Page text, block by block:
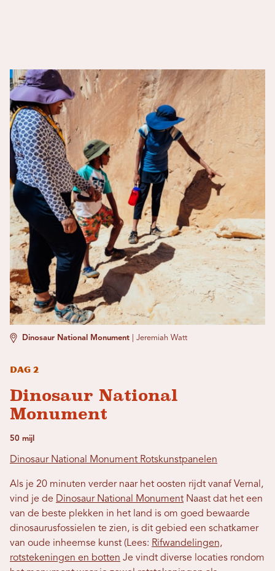
Dinosaur National Monument Jeremiah Watt
Dag 2
Dinosaur National
Monument
50 mijl
Dinosaur National Monument Rotskunstpanelen
Als je 20 minuten verder naar het oosten rijdt vanaf Vernal,
vind je de Dinosaur National Monument Naast dat het een
van de beste plekken in het land is om goed bewaarde
dinosaurusfossielen te zien, is dit gebied een schatkamer
van oude inheemse kunst (Lees: Rifwandelingen,
rotstekeningen en botten Je vindt diverse locaties rondom